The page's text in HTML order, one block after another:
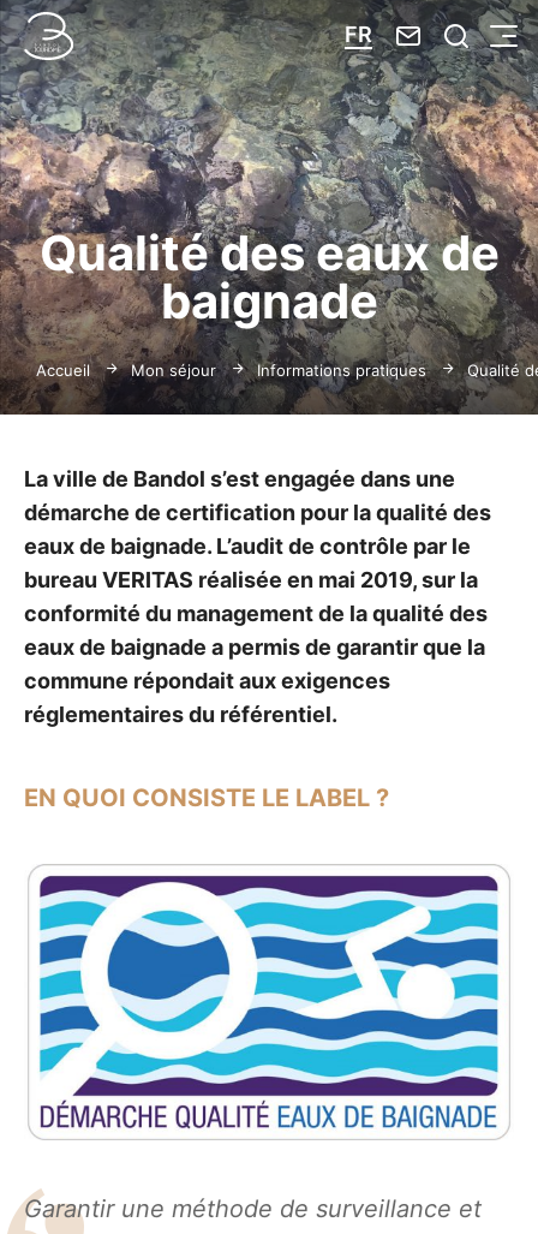
Bandol Tourisme
FR Nous Je
Menu
Qualité des eaux de
baignade
Accueil Mon séjour Informations pratiques Qualité
La ville de Bandol s’est engagée dans une
démarche de certification pour la qualité des
eaux de baignade. L’audit de contrôle par le
bureau VERITAS réalisée en mai 2019, sur la
conformité du management de la qualité des
eaux de baignade a permis de garantir que la
commune répondait aux exigences
réglementaires du référentiel.
EN QUOI CONSISTE LE LABEL ?
Garantir une méthode de surveillance et